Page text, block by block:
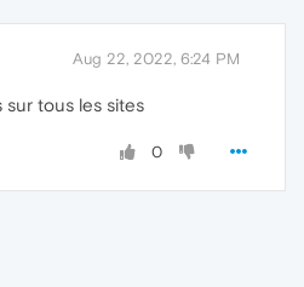
Aug 22, 2022, 6:24 PM
tous les sites
0